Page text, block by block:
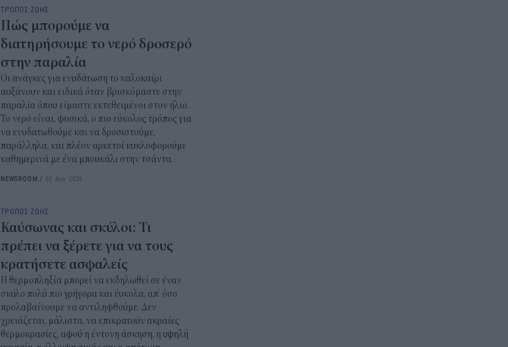
ΤΡΟΠΟΣ ΖΩΗΣ
Πώς μπορούμε να
διατηρήσουμε το νερό δροσερό
στην παραλία
Οι ανάγκες για ενυδάτωση το καλοκαίρι
αυξάνουν και ειδικά όταν βρισκόμαστε στην
παραλία όπου είμαστε εκτεθειμένοι στον ήλιο.
Το νερό είναι, φυσικά, ο πιο εύκολος τρόπος για
να ενυδατωθούμε και να δροσιστούμε,
παράλληλα, και πλέον αρκετοί κυκλοφορούμε
καθημερινά με ένα μπουκάλι στην τσάντα.
NEWSROOM / 02 Αυγ 2026
ΤΡΟΠΟΣ ΖΩΗΣ
Καύσωνας και σκύλοι: Τι
πρέπει να ξέρετε για να τους
κρατήσετε ασφαλείς
Η θερμοπληξία μπορεί να εκδηλωθεί σε έναν
σκύλο πολύ πιο γρήγορα και έυκολα, απ’ όσο
προλαβαίνουμε να αντιληφθούμε. Δεν
χρειάζεται, μάλιστα, να επικρατούν ακραίες
θερμοκρασίες, αφού η έντονη άσκηση, η υψηλή